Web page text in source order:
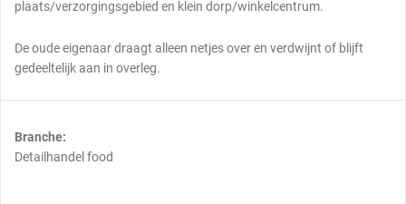
plaats/verzorgingsgebied en klein dorp/winkelcentrum.
De oude eigenaar draagt alleen netjes over en verdwijnt of blijft
gedeeltelijk aan in overleg.
Branche:
Detailhandel food